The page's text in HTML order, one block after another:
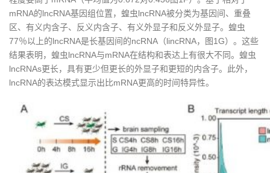
mRNA的lncRNA基因组位置，蝗虫lncRNA被分类为基因间、重叠
区、有义内含子、反义内含子、有义外显子和反义外显子。蝗虫
77％以上的lncRNA是长基因间的ncRNA（lincRNA，图1G）。这些
结果表明，蝗虫lncRNA与mRNA在结构和表达上有很大不同。蝗虫
lncRNAs更长，具有更少但更长的外显子和更短的内含子。此外，
lncRNA的表达模式显示出比mRNA更高的时间特异性。